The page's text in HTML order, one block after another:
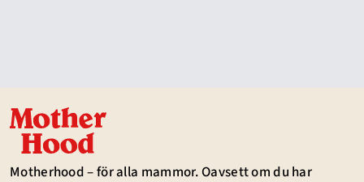
Motherhood – för alla mammor. Oavsett om du har